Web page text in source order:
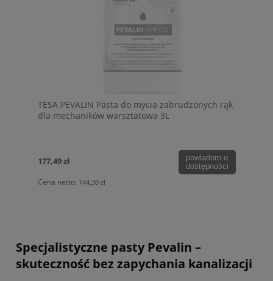
TESA PEVALIN Pasta do mycia zabrudzonych rąk
dla mechaników warsztatowa 3L
177,49 zł
Cena netto: 144,30 zł
powiadom o
dostępności
Specjalistyczne pasty Pevalin –
skuteczność bez zapychania kanalizacji